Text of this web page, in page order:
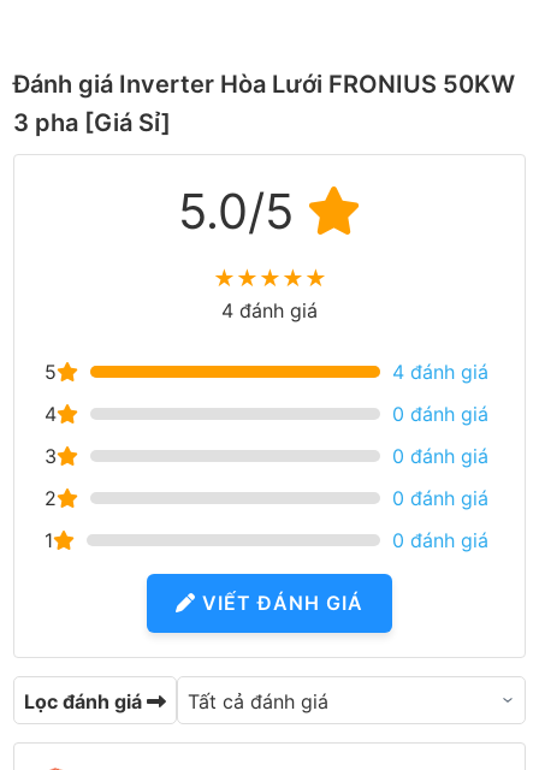
Đánh giá Inverter Hòa Lưới FRONIUS 50KW
3 pha [Giá Sỉ]
5.0/5
★★★★★
4 đánh giá
5
4 đánh giá
4
0 đánh giá
3
0 đánh giá
2
0 đánh giá
1
0 đánh giá
VIẾT ĐÁNH GIÁ
Lọc đánh giá